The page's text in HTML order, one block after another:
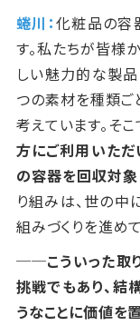
蜷川：化粧品の容
す。私たちが皆様
しい魅力的な製
つの素材を種類ご
考えています。そこ
方にご利用いただ
の容器を回収対象
り組みは、世の中
組みづくりを進め
──こういった取
挑戦でもあり、結
うなことに価値を